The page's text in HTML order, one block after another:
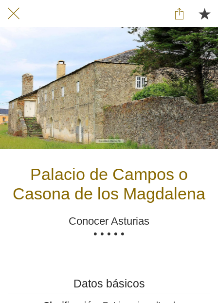
Palacio de Campos o
Casona de los Magdalena
Conocer Asturias
• • • • •
Datos básicos